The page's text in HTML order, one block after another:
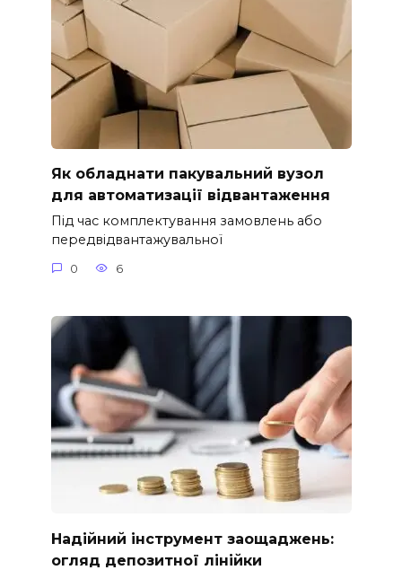
Як обладнати пакувальний вузол
для автоматизації відвантаження
Під час комплектування замовлень або
передвідвантажувальної
0 6
Надійний інструмент заощаджень:
огляд депозитної лінійки